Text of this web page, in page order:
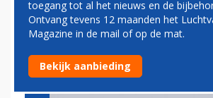
ACHTERGROND:
AFRICAN AIRWAYS
UIT GEVARENZONE
toegang tot al het nieuws en de
Ontvang tevens 12 maanden het
Magazine in de mail of op de mat.
Bekijk aanbieding